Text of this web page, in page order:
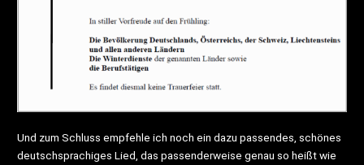
Und zum Schluss empfehle ich noch ein dazu passendes, schönes
deutschsprachiges Lied, das passenderweise genau so heißt wie